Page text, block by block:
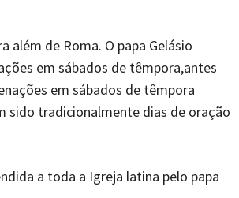
além de Roma. O papa Gelásio
em sábados de têmpora,antes
em sábados de têmpora
sido tradicionalmente dias de oração
a toda a Igreja latina pelo papa